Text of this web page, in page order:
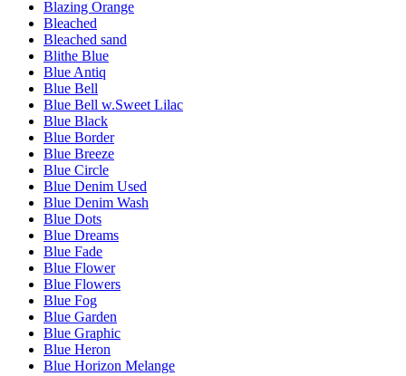
Blazing Orange
Bleached
Bleached sand
Blithe Blue
Blue Antiq
Blue Bell
Blue Bell w.Sweet Lilac
Blue Black
Blue Border
Blue Breeze
Blue Circle
Blue Denim Used
Blue Denim Wash
Blue Dots
Blue Dreams
Blue Fade
Blue Flower
Blue Flowers
Blue Fog
Blue Garden
Blue Graphic
Blue Heron
Blue Horizon Melange